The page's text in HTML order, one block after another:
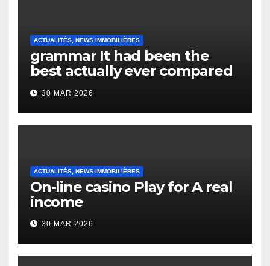
ACTUALITÉS, NEWS IMMOBILIÈRES
grammar It had been the
best actually ever compared
to it’s the top actually?
English Vocabulary Learners
Heap Change
30 MAR 2026
ACTUALITÉS, NEWS IMMOBILIÈRES
On-line casino Play for A real
income
30 MAR 2026